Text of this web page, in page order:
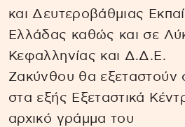
και Δευτεροβάθμιας
Ελλάδας καθώς και σε
Κεφαλληνίας και Δ.Δ.Ε.
Ζακύνθου θα εξεταστούν
στα εξής Εξεταστικά
αρχικό γράμμα του